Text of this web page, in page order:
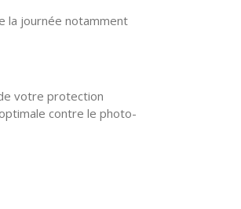
la journée notamment
votre protection
contre le photo-